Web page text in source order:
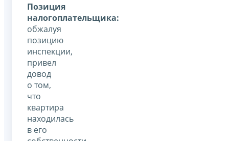
Позиция
налогоплательщика:
обжалуя
позицию
инспекции,
привел
довод
о том,
что
квартира
находилась
в его